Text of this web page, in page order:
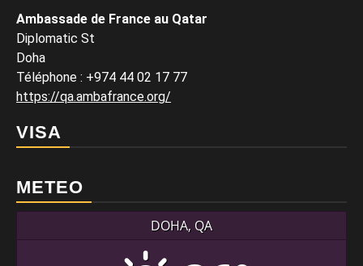
Ambassade de France au Qatar
Diplomatic St
Doha
Téléphone : +974 44 02 17 77
https://qa.ambafrance.org/
VISA
METEO
DOHA, QA